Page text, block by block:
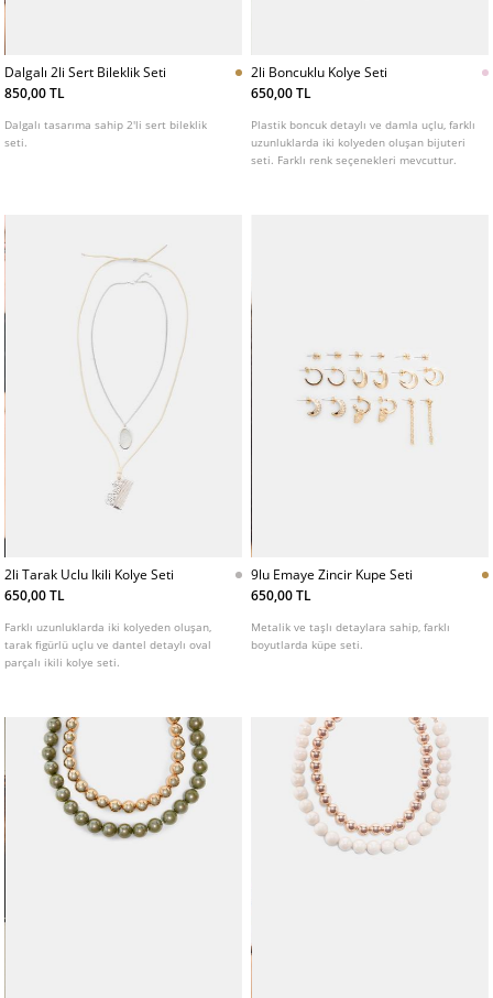
Dalgalı 2li Sert Bileklik Seti
850,00 TL
Dalgalı tasarıma sahip 2'li sert bileklik
seti.
2li Boncuklu Kolye Seti
650,00 TL
Plastik boncuk detaylı ve damla uçlu, farklı
uzunluklarda iki kolyeden oluşan bijuteri
seti. Farklı renk seçenekleri mevcuttur.
2li Tarak Uclu Ikili Kolye Seti
650,00 TL
Farklı uzunluklarda iki kolyeden oluşan,
tarak figürlü uçlu ve dantel detaylı oval
parçalı ikili kolye seti.
9lu Emaye Zincir Kupe Seti
650,00 TL
Metalik ve taşlı detaylara sahip, farklı
boyutlarda küpe seti.